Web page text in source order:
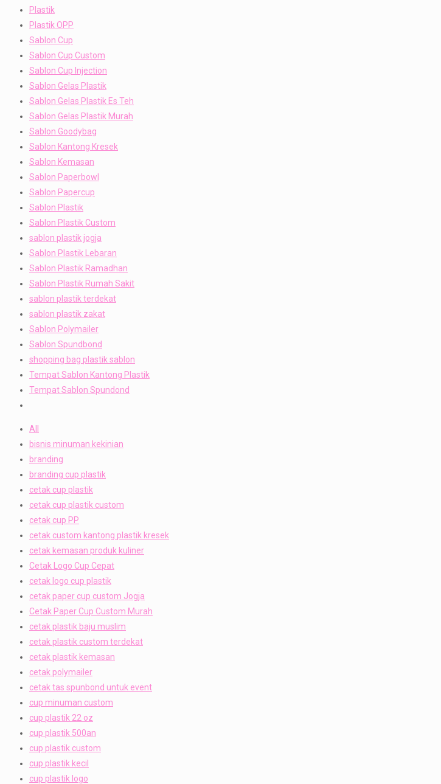
Plastik
Plastik OPP
Sablon Cup
Sablon Cup Custom
Sablon Cup Injection
Sablon Gelas Plastik
Sablon Gelas Plastik Es Teh
Sablon Gelas Plastik Murah
Sablon Goodybag
Sablon Kantong Kresek
Sablon Kemasan
Sablon Paperbowl
Sablon Papercup
Sablon Plastik
Sablon Plastik Custom
sablon plastik jogja
Sablon Plastik Lebaran
Sablon Plastik Ramadhan
Sablon Plastik Rumah Sakit
sablon plastik terdekat
sablon plastik zakat
Sablon Polymailer
Sablon Spundbond
shopping bag plastik sablon
Tempat Sablon Kantong Plastik
Tempat Sablon Spundond
All
bisnis minuman kekinian
branding
branding cup plastik
cetak cup plastik
cetak cup plastik custom
cetak cup PP
cetak custom kantong plastik kresek
cetak kemasan produk kuliner
Cetak Logo Cup Cepat
cetak logo cup plastik
cetak paper cup custom Jogja
Cetak Paper Cup Custom Murah
cetak plastik baju muslim
cetak plastik custom terdekat
cetak plastik kemasan
cetak polymailer
cetak tas spunbond untuk event
cup minuman custom
cup plastik 22 oz
cup plastik 500an
cup plastik custom
cup plastik kecil
cup plastik logo